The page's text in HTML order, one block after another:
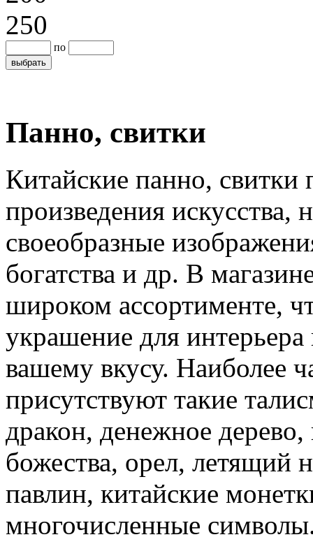
250
по
Панно, свитки
Китайские панно, свитки
произведения искусства,
своеобразные
богатства и др. В
широком ассортименте,
украшение для
вашему вкусу. Наиболее
присутствуют такие
дракон, денежное
божества, орел, летящий
павлин, китайские
многочисленные